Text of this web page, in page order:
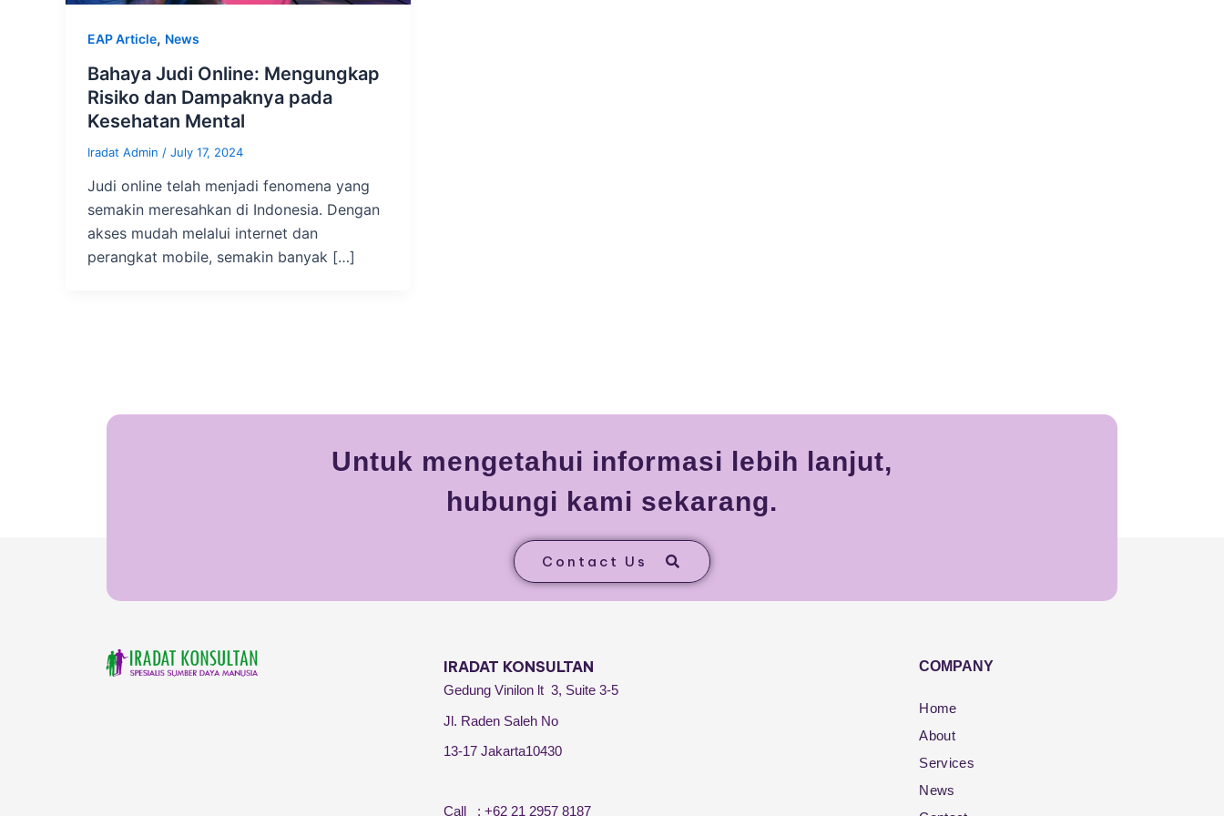
EAP Article, News
Bahaya Judi Online: Mengungkap
Risiko dan Dampaknya pada
Kesehatan Mental
Iradat Admin / July 17, 2024
Judi online telah menjadi fenomena yang
semakin meresahkan di Indonesia. Dengan
akses mudah melalui internet dan
perangkat mobile, semakin banyak […]
Untuk mengetahui informasi lebih lanjut,
hubungi kami sekarang.
Contact Us
IRADAT KONSULTAN
Gedung Vinilon lt 3, Suite 3-5
Jl. Raden Saleh No
13-17 Jakarta10430
Call : +62 21 2957 8187
COMPANY
Home
About
Services
News